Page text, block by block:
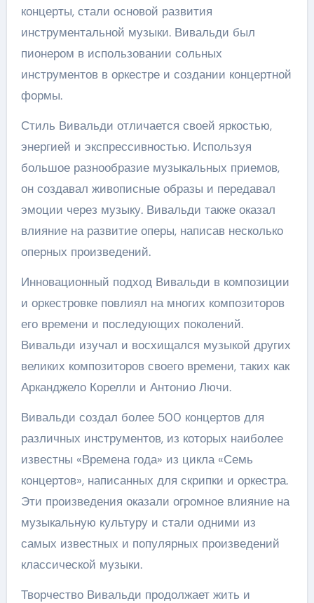
концерты, стали основой развития
инструментальной музыки. Вивальди был
пионером в использовании сольных
инструментов в оркестре и создании концертной
формы.
Стиль Вивальди отличается своей яркостью,
энергией и экспрессивностью. Используя
большое разнообразие музыкальных приемов,
он создавал живописные образы и передавал
эмоции через музыку. Вивальди также оказал
влияние на развитие оперы, написав несколько
оперных произведений.
Инновационный подход Вивальди в композиции
и оркестровке повлиял на многих композиторов
его времени и последующих поколений.
Вивальди изучал и восхищался музыкой других
великих композиторов своего времени, таких как
Арканджело Корелли и Антонио Лючи.
Вивальди создал более 500 концертов для
различных инструментов, из которых наиболее
известны «Времена года» из цикла «Семь
концертов», написанных для скрипки и оркестра.
Эти произведения оказали огромное влияние на
музыкальную культуру и стали одними из
самых известных и популярных произведений
классической музыки.
Творчество Вивальди продолжает жить и